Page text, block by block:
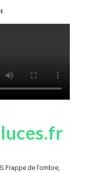
Frappe de l’ombre,